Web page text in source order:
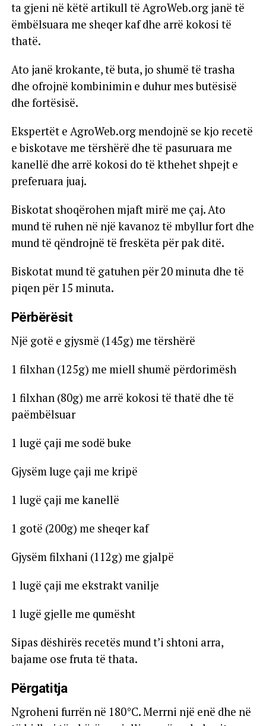
ta gjeni në këtë artikull të AgroWeb.org janë të
ëmbëlsuara me sheqer kaf dhe arrë kokosi të
thatë.
Ato janë krokante, të buta, jo shumë të trasha
dhe ofrojnë kombinimin e duhur mes butësisë
dhe fortësisë.
Ekspertët e AgroWeb.org mendojnë se kjo recetë
e biskotave me tërshërë dhe të pasuruara me
kanellë dhe arrë kokosi do të kthehet shpejt e
preferuara juaj.
Biskotat shoqërohen mjaft mirë me çaj. Ato
mund të ruhen në një kavanoz të mbyllur fort dhe
mund të qëndrojnë të freskëta për pak ditë.
Biskotat mund të gatuhen për 20 minuta dhe të
piqen për 15 minuta.
Përbërësit
Një gotë e gjysmë (145g) me tërshërë
1 filxhan (125g) me miell shumë përdorimësh
1 filxhan (80g) me arrë kokosi të thatë dhe të
paëmbëlsuar
1 lugë çaji me sodë buke
Gjysëm luge çaji me kripë
1 lugë çaji me kanellë
1 gotë (200g) me sheqer kaf
Gjysëm filxhani (112g) me gjalpë
1 lugë çaji me ekstrakt vanilje
1 lugë gjelle me qumësht
Sipas dëshirës recetës mund t’i shtoni arra,
bajame ose fruta të thata.
Përgatitja
Ngroheni furrën në 180°C. Merrni një enë dhe në